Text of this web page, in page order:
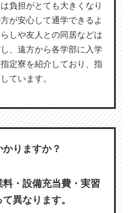
負担がとても大きくなり
が安心して通学できるよ
しや友人との同居などは
、遠方から各学部に入学
定寮を紹介しており、指
ています。
りますか？
・設備充当費・実習
異なります。